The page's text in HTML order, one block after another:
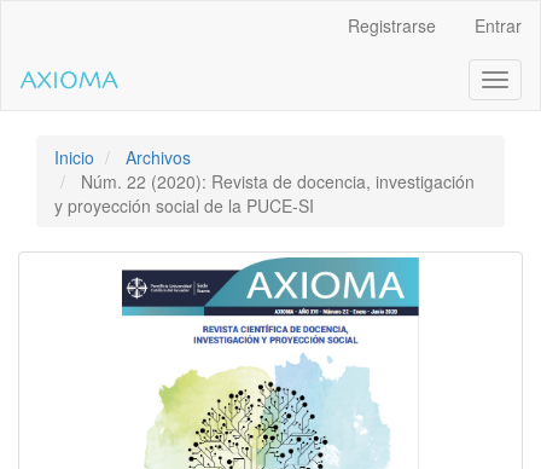
contenido
de
Navegación
principal
principal
Registrarse Entrar
Inicio
Archivos
Núm. 22 (2020): Revista de docencia, investigación
y proyección social de la PUCE-SI